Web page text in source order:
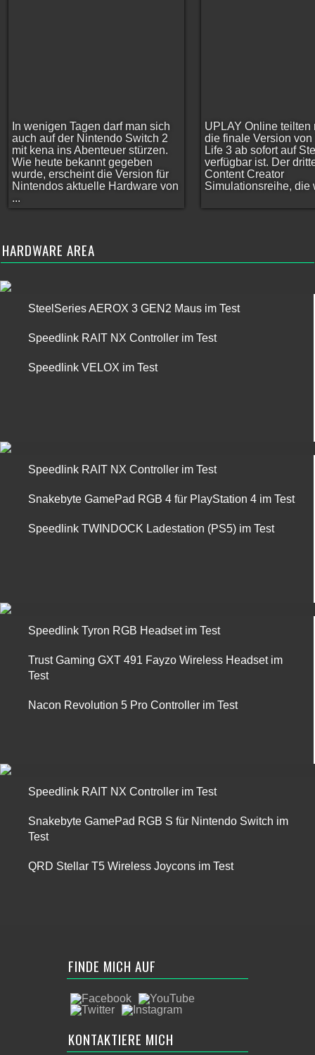
In wenigen Tagen darf man sich
auch auf der Nintendo Switch 2
mit kena ins Abenteuer stürzen.
Wie heute bekannt gegeben
wurde, erscheint die Version für
Nintendos aktuelle Hardware von
...
UPLAY Online teilten
die finale Version von
Life 3 ab sofort auf
verfügbar ist. Der
Content Creator
Simulationsreihe, die
HARDWARE AREA
SteelSeries AEROX 3 GEN2 Maus im Test
Speedlink RAIT NX Controller im Test
Speedlink VELOX im Test
Speedlink RAIT NX Controller im Test
Snakebyte GamePad RGB 4 für PlayStation 4 im Test
Speedlink TWINDOCK Ladestation (PS5) im Test
Speedlink Tyron RGB Headset im Test
Trust Gaming GXT 491 Fayzo Wireless Headset im
Test
Nacon Revolution 5 Pro Controller im Test
Speedlink RAIT NX Controller im Test
Snakebyte GamePad RGB S für Nintendo Switch im
Test
QRD Stellar T5 Wireless Joycons im Test
FINDE MICH AUF
KONTAKTIERE MICH